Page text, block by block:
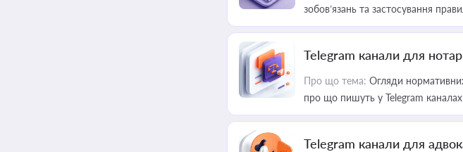
зобов’язань та застосування
Telegram канали для
Про що тема: Огляди
про що пишуть у Telegram каналах
Telegram канали для